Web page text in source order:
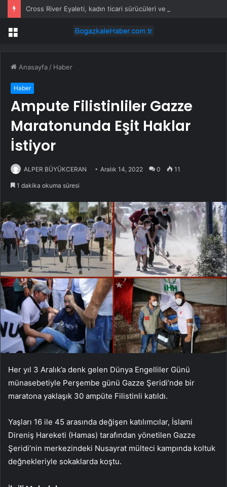
Menü
Anasayfa / Haber
Haber
Ampute Filistinliler Gazze
Maratonunda Eşit Haklar
İstiyor
ALPER BÜYÜKCERAN Aralık 14, 2022 0 11
1 dakika okuma süresi
Her yıl 3 Aralık’a denk gelen Dünya Engelliler Günü
münasebetiyle Perşembe günü Gazze Şeridi’nde bir
maratona yaklaşık 30 ampüte Filistinli katıldı.
Yaşları 16 ile 45 arasında değişen katılımcılar, İslami
Direniş Hareketi (Hamas) tarafından yönetilen Gazze
Şeridi’nin merkezindeki Nusayrat mülteci kampında koltuk
değnekleriyle sokaklarda koştu.